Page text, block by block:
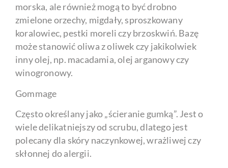
morska, ale również mogą to być drobno
zmielone orzechy, migdały, sproszkowany
koralowiec, pestki moreli czy brzoskwiń. Bazę
może stanowić oliwa z oliwek czy jakikolwiek
inny olej, np. macadamia, olej arganowy czy
winogronowy.
Gommage
Często określany jako „ścieranie gumką”. Jest o
wiele delikatniejszy od scrubu, dlatego jest
polecany dla skóry naczynkowej, wrażliwej czy
skłonnej do alergii.